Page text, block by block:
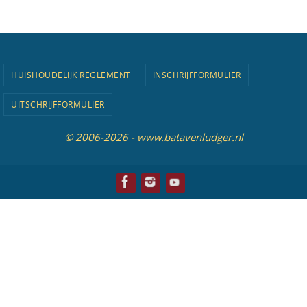
HUISHOUDELIJK REGLEMENT INSCHRIJFFORMULIER
UITSCHRIJFFORMULIER
© 2006-2026 - www.batavenludger.nl